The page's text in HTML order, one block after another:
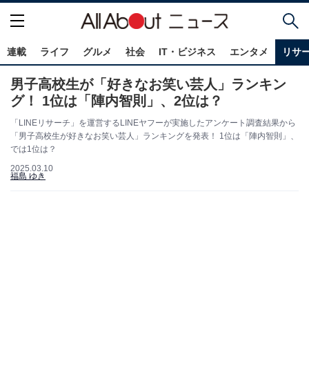
連載 ライフ グルメ 社会 IT・ビジネス エンタメ リサ
男子高校生が「好きなお笑い芸人」ランキン
グ！ 1位は「陣内智則」、2位は？
「LINEリサーチ」を運営するLINEヤフーが実施したアンケート調査結果から
「男子高校生が好きなお笑い芸人」ランキングを発表！ 1位は「陣内智則」、
では1位は？
2025.03.10
福島 ゆき